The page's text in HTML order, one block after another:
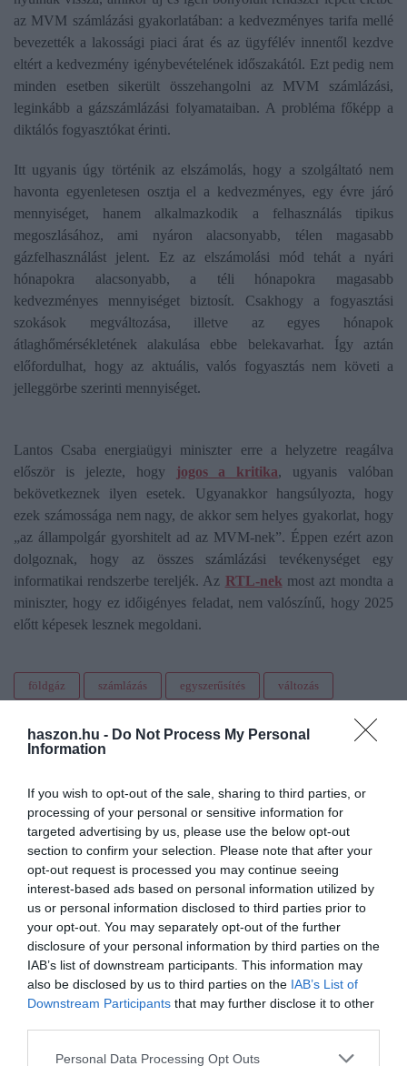
haszon.hu - Do Not Process My Personal
Information
If you wish to opt-out of the sale, sharing to third parties, or
processing of your personal or sensitive information for
targeted advertising by us, please use the below opt-out
section to confirm your selection. Please note that after your
opt-out request is processed you may continue seeing
interest-based ads based on personal information utilized by
us or personal information disclosed to third parties prior to
your opt-out. You may separately opt-out of the further
disclosure of your personal information by third parties on the
IAB’s list of downstream participants. This information may
also be disclosed by us to third parties on the IAB’s List of
Downstream Participants that may further disclose it to other
Please note that this website/app uses one or more Google
Personal Data Processing Opt Outs
az MVM számlázási gyakorlatában: a kedvezményes tarifa mellé
bevezették a lakossági piaci árat és az ügyfélév innentől kezdve
eltért a kedvezmény igénybevételének időszakától. Ezt pedig nem
minden esetben sikerült összehangolni az MVM számlázási,
leginkább a gázszámlázási folyamataiban. A probléma főképp a
diktálós fogyasztókat érinti.
Itt ugyanis úgy történik az elszámolás, hogy a szolgáltató nem
havonta egyenletesen osztja el a kedvezményes, egy évre járó
mennyiséget, hanem alkalmazkodik a felhasználás tipikus
megoszlásához, ami nyáron alacsonyabb, télen magasabb
gázfelhasználást jelent. Ez az elszámolási mód tehát a nyári
hónapokra alacsonyabb, a téli hónapokra magasabb
kedvezményes mennyiséget biztosít. Csakhogy a fogyasztási
szokások megváltozása, illetve az egyes hónapok
átlaghőmérsékletének alakulása ebbe belekavarhat. Így aztán
előfordulhat, hogy az aktuális, valós fogyasztás nem követi a
jelleggörbe szerinti mennyiséget.
Lantos Csaba energiaügyi miniszter erre a helyzetre reagálva
először is jelezte, hogy jogos a kritika, ugyanis valóban
bekövetkeznek ilyen esetek. Ugyanakkor hangsúlyozta, hogy
ezek számossága nem nagy, de akkor sem helyes gyakorlat, hogy
„az állampolgár gyorshitelt ad az MVM-nek”. Éppen ezért azon
dolgoznak, hogy az összes számlázási tevékenységet egy
informatikai rendszerbe tereljék. Az RTL-nek most azt mondta a
miniszter, hogy ez időigényes feladat, nem valószínű, hogy 2025
előtt képesek lesznek megoldani.
földgáz számlázás egyszerűsítés változás